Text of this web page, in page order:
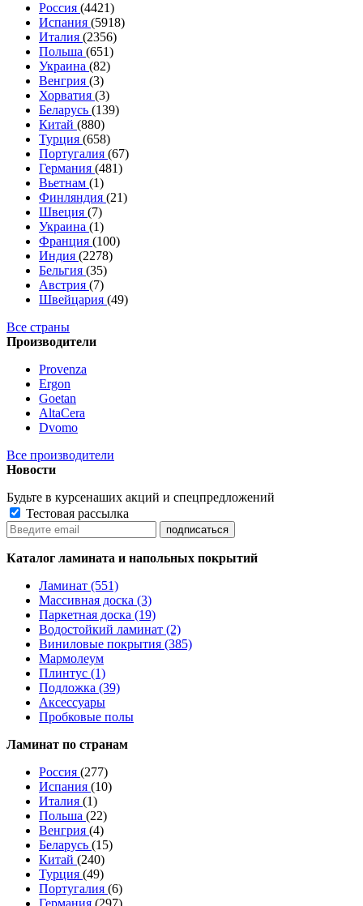
Россия (4421)
Испания (5918)
Италия (2356)
Польша (651)
Украина (82)
Венгрия (3)
Хорватия (3)
Беларусь (139)
Китай (880)
Турция (658)
Португалия (67)
Германия (481)
Вьетнам (1)
Финляндия (21)
Швеция (7)
Украина (1)
Франция (100)
Индия (2278)
Бельгия (35)
Австрия (7)
Швейцария (49)
Все страны
Производители
Provenza
Ergon
Goetan
AltaСera
Dvomo
Все производители
Новости
Будьте в курсенаших акций и спецпредложений
Тестовая рассылка
Каталог ламината и напольных покрытий
Ламинат (551)
Массивная доска (3)
Паркетная доска (19)
Водостойкий ламинат (2)
Виниловые покрытия (385)
Мармолеум
Плинтус (1)
Подложка (39)
Аксессуары
Пробковые полы
Ламинат по странам
Россия (277)
Испания (10)
Италия (1)
Польша (22)
Венгрия (4)
Беларусь (15)
Китай (240)
Турция (49)
Португалия (6)
Германия (297)